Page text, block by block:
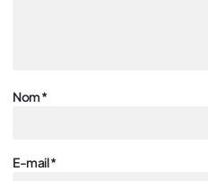
Nom*
E-mail*